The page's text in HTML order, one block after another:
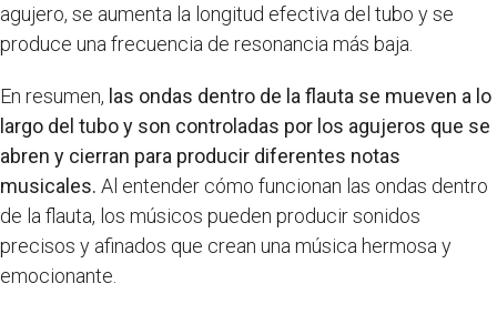
agujero, se aumenta la longitud efectiva del tubo y se
produce una frecuencia de resonancia más baja.
En resumen, las ondas dentro de la flauta se mueven a lo
largo del tubo y son controladas por los agujeros que se
abren y cierran para producir diferentes notas
musicales. Al entender cómo funcionan las ondas dentro
de la flauta, los músicos pueden producir sonidos
precisos y afinados que crean una música hermosa y
emocionante.